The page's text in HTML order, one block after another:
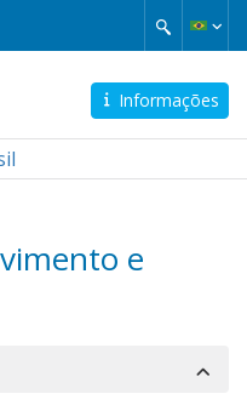
Informações
e